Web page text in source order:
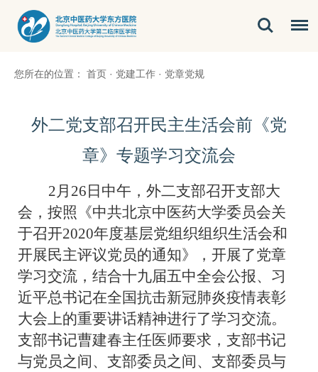
您所在的位置： 首页 · 党建工作 · 党章党规
外二党支部召开民主生活会前《党
章》专题学习交流会
2月26日中午，外二支部召开支部大
会，按照《中共北京中医药大学委员会关
于召开2020年度基层党组织组织生活会和
开展民主评议党员的通知》，开展了党章
学习交流，结合十九届五中全会公报、习
近平总书记在全国抗击新冠肺炎疫情表彰
大会上的重要讲话精神进行了学习交流。
支部书记曹建春主任医师要求，支部书记
与党员之间、支部委员之间、支部委员与